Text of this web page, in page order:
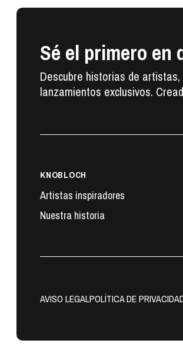
Sé el primero en
Descubre historias de
lanzamientos exclusivos.
KNOBLOCH
Artistas inspiradores
Nuestra historia
AVISO LEGALPOLÍTICA DE